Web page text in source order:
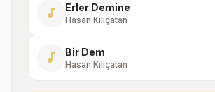
music_note Erler Demine
Hasan Kılıçatan
music_note Bir Dem
Hasan Kılıçatan